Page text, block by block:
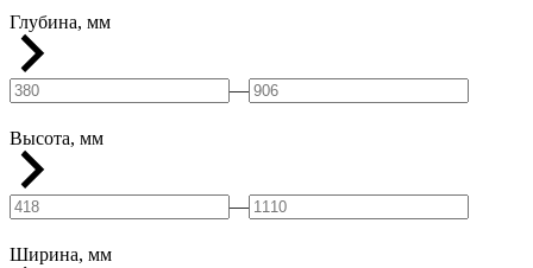
Глубина, мм
—
Высота, мм
—
Ширина, мм